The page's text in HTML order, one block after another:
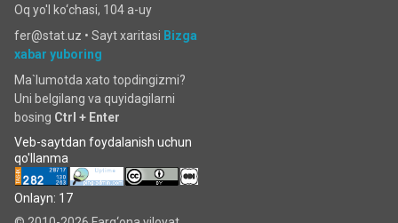
Oq yo'l ko‘chаsi, 104 a-uy
fer@stat.uz • Sayt xaritasi Bizga
xabar yuboring
Ma`lumotda xato topdingizmi?
Uni belgilang va quyidagilarni
bosing Ctrl + Enter
Veb-saytdan foydalanish uchun
qo'llanma
Onlayn: 17